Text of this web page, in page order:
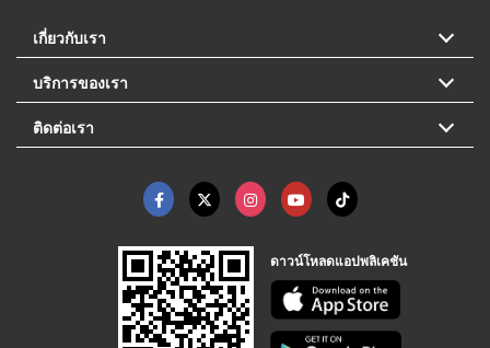
เกี่ยวกับเรา
บริการของเรา
ติดต่อเรา
ดาวน์โหลดแอปพลิเคชัน